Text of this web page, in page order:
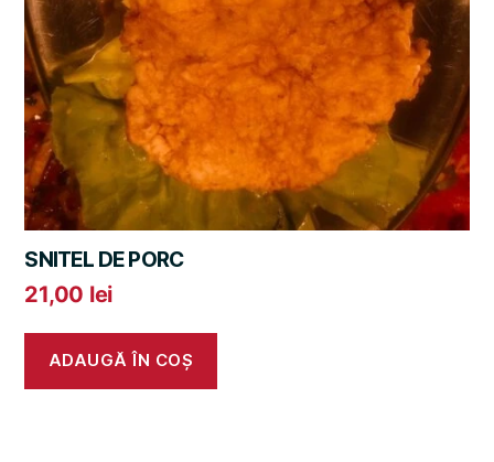
SNITEL DE PORC
21,00 lei
ADAUGĂ ÎN COȘ